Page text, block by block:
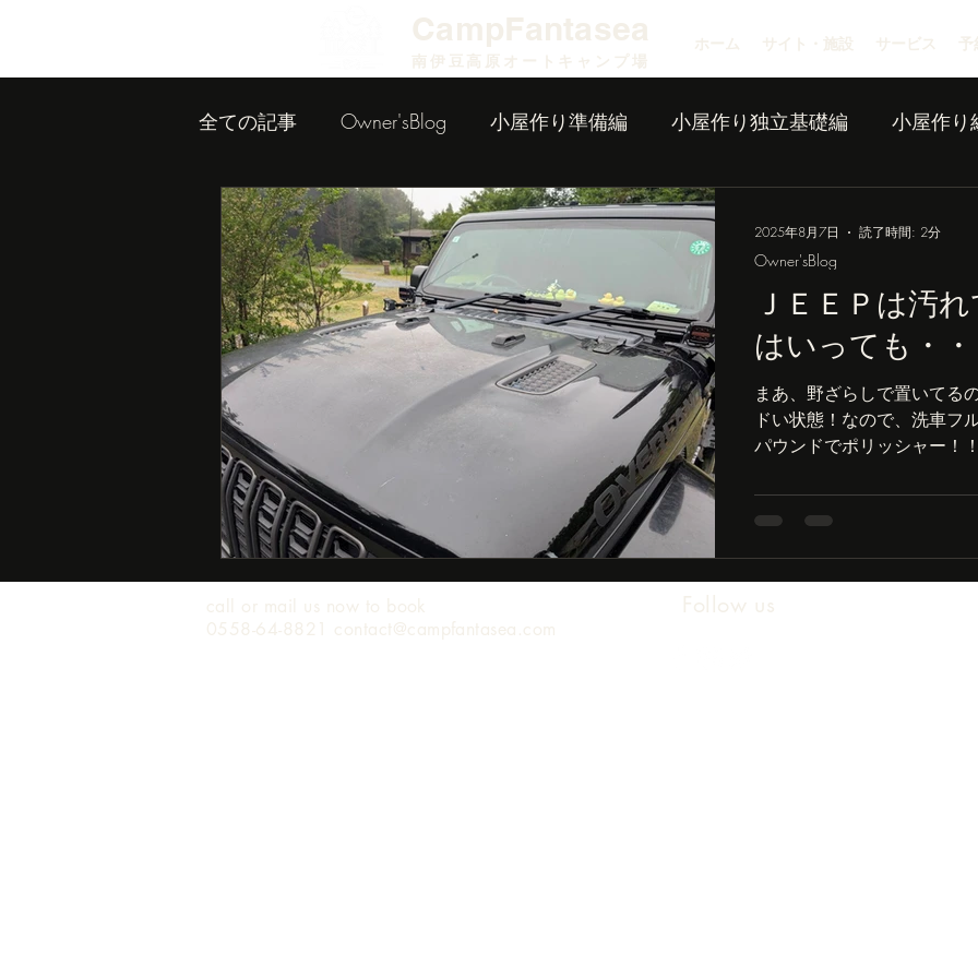
​CampFantasea ホーム サイト・施設 サービス 予
南伊豆高原オートキャンプ場
全ての記事 Owner'sBlog 小屋作り準備編 小屋作り独立基礎編 小屋作り
小屋作り内装編
ＪＥＥＰは汚
はいっても・・
まあ、野ざらしで置いてる
ドい状態！なので、洗車フ
パウンドでポリッシャー！
ンパーは色あせ、フェンダ
け。...
Owner'sBlog
2025年8月7日 読了時間: 2分
call or mail us now to book
0558-64-8821 contact@campfantasea.com
Follow us